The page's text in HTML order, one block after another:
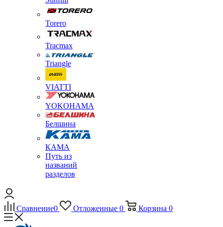
Torero
Tracmax
Triangle
VIATTI
YOKOHAMA
Белшина
КАМА
Путь из
названий
разделов
Сравнение0 Отложенные 0 Корзина 0